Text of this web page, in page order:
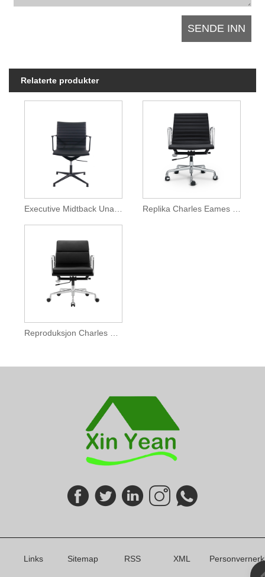
Relaterte produkter
Links Sitemap RSS XML